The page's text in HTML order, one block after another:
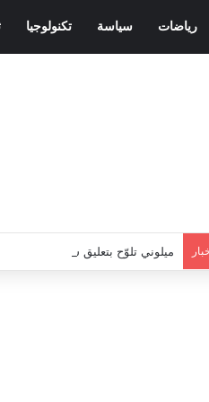
رياضات سياسة تكنولوجيا
ميلوني تلوّح بتعليق شنغن مع